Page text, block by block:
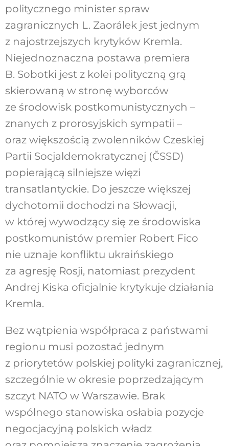
politycznego minister spraw
zagranicznych L. Zaorálek jest jednym
z najostrzejszych krytyków Kremla.
Niejednoznaczna postawa premiera
B. Sobotki jest z kolei polityczną grą
skierowaną w stronę wyborców
ze środowisk postkomunistycznych –
znanych z prorosyjskich sympatii –
oraz większością zwolenników Czeskiej
Partii Socjaldemokratycznej (ČSSD)
popierającą silniejsze więzi
transatlantyckie. Do jeszcze większej
dychotomii dochodzi na Słowacji,
w której wywodzący się ze środowiska
postkomunistów premier Robert Fico
nie uznaje konfliktu ukraińskiego
za agresję Rosji, natomiast prezydent
Andrej Kiska oficjalnie krytykuje działania
Kremla.
Bez wątpienia współpraca z państwami
regionu musi pozostać jednym
z priorytetów polskiej polityki zagranicznej,
szczególnie w okresie poprzedzającym
szczyt NATO w Warszawie. Brak
wspólnego stanowiska osłabia pozycje
negocjacyjną polskich władz